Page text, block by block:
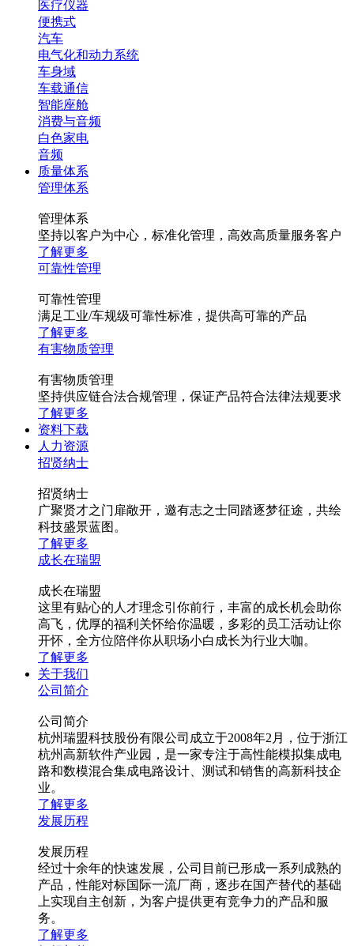
医疗仪器
便携式
汽车
电气化和动力系统
车身域
车载通信
智能座舱
消费与音频
白色家电
音频
质量体系
管理体系
管理体系
坚持以客户为中心，标准化管理，高效高质量服务客户
了解更多
可靠性管理
可靠性管理
满足工业/车规级可靠性标准，提供高可靠的产品
了解更多
有害物质管理
有害物质管理
坚持供应链合法合规管理，保证产品符合法律法规要求
了解更多
资料下载
人力资源
招贤纳士
招贤纳士
广聚贤才之门扉敞开，邀有志之士同踏逐梦征途，共绘
科技盛景蓝图。
了解更多
成长在瑞盟
成长在瑞盟
这里有贴心的人才理念引你前行，丰富的成长机会助你
高飞，优厚的福利关怀给你温暖，多彩的员工活动让你
开怀，全方位陪伴你从职场小白成长为行业大咖。
了解更多
关于我们
公司简介
公司简介
杭州瑞盟科技股份有限公司成立于2008年2月，位于浙江
杭州高新软件产业园，是一家专注于高性能模拟集成电
路和数模混合集成电路设计、测试和销售的高新科技企
业。
了解更多
发展历程
发展历程
经过十余年的快速发展，公司目前已形成一系列成熟的
产品，性能对标国际一流厂商，逐步在国产替代的基础
上实现自主创新，为客户提供更有竞争力的产品和服
务。
了解更多